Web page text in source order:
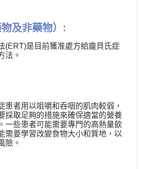
及非藥物）:
(ERT)是目前獲准處方給龐貝氏症
法。
患者用以咀嚼和吞咽的肌肉較弱，
採取足夠的措施來確保適當的營養
一些患者可能需要專門的高熱量飲
需要學習改變食物大小和質地，以
險。